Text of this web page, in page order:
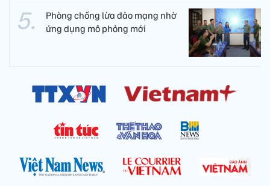
Phòng chống lừa đảo mạng nhờ
ứng dụng mô phỏng mới